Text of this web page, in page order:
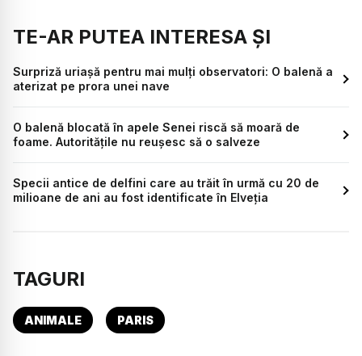
TE-AR PUTEA INTERESA ȘI
Surpriză uriașă pentru mai mulți observatori: O balenă a
aterizat pe prora unei nave
O balenă blocată în apele Senei riscă să moară de
foame. Autoritățile nu reușesc să o salveze
Specii antice de delfini care au trăit în urmă cu 20 de
milioane de ani au fost identificate în Elveția
TAGURI
ANIMALE PARIS